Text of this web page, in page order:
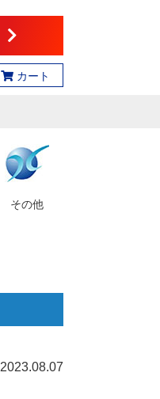
カート
その他
2023.08.07